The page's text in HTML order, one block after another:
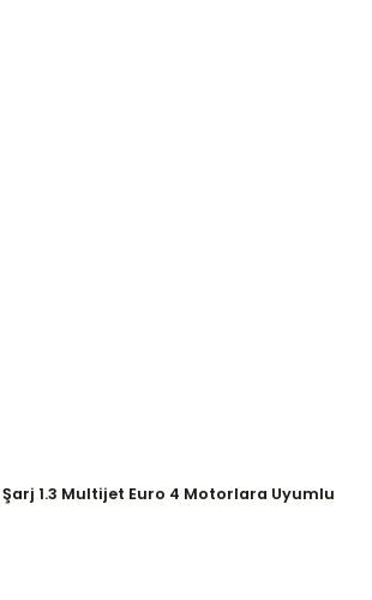
1.3 Multijet Euro 4 Motorlara Uyumlu